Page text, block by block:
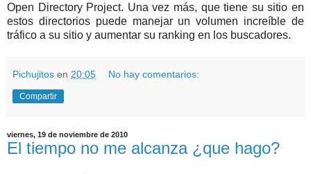
Open Directory Project. Una vez más, que tiene su sitio en
estos directorios puede manejar un volumen increíble de
tráfico a su sitio y aumentar su ranking en los buscadores.
Pichujitos en 20:05 No hay comentarios:
Compartir
viernes, 19 de noviembre de 2010
El tiempo no me alcanza ¿que hago?